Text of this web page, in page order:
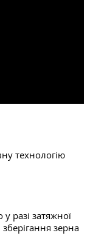
технологію
разі затяжної
зберігання зерна